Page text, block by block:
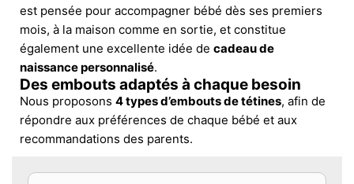
est pensée pour accompagner bébé dès ses premiers
mois, à la maison comme en sortie, et constitue
également une excellente idée de cadeau de
naissance personnalisé.
Des embouts adaptés à chaque besoin
Nous proposons 4 types d’embouts de tétines, afin de
répondre aux préférences de chaque bébé et aux
recommandations des parents.